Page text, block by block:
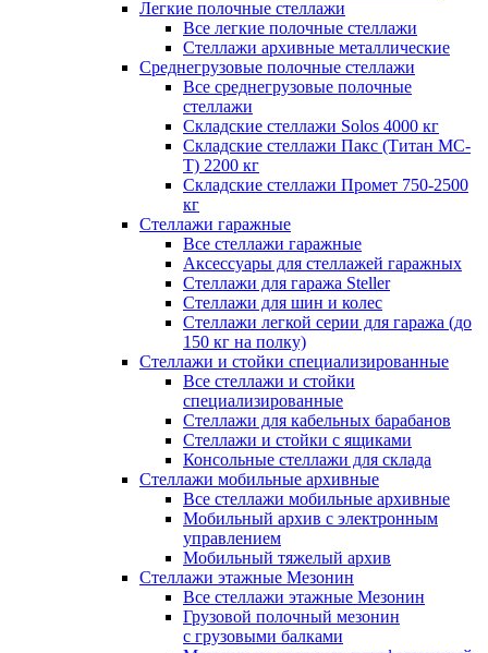
Легкие полочные стеллажи
Все легкие полочные стеллажи
Стеллажи архивные металлические
Среднегрузовые полочные стеллажи
Все среднегрузовые полочные
стеллажи
Складские стеллажи Solos 4000 кг
Складские стеллажи Пакс (Титан МС-
Т) 2200 кг
Складские стеллажи Промет 750-2500
кг
Стеллажи гаражные
Все стеллажи гаражные
Аксессуары для стеллажей гаражных
Стеллажи для гаража Steller
Стеллажи для шин и колес
Стеллажи легкой серии для гаража (до
150 кг на полку)
Стеллажи и стойки специализированные
Все стеллажи и стойки
специализированные
Стеллажи для кабельных барабанов
Стеллажи и стойки с ящиками
Консольные стеллажи для склада
Стеллажи мобильные архивные
Все стеллажи мобильные архивные
Мобильный архив с электронным
управлением
Мобильный тяжелый архив
Стеллажи этажные Мезонин
Все стеллажи этажные Мезонин
Грузовой полочный мезонин
с грузовыми балками